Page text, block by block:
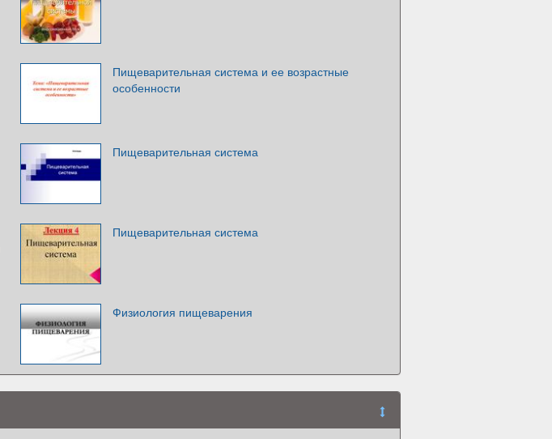
Пищеварительная система и ее возрастные
особенности
Пищеварительная система
Пищеварительная система
Физиология пищеварения